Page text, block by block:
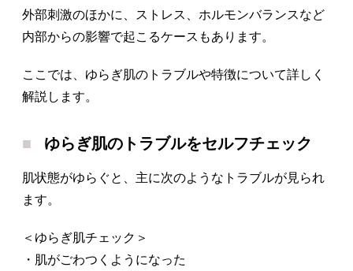
外部刺激のほかに、ストレス、ホルモンバランスなど
内部からの影響で起こるケースもあります。
ここでは、ゆらぎ肌のトラブルや特徴について詳しく
解説します。
ゆらぎ肌のトラブルをセルフチェック
肌状態がゆらぐと、主に次のようなトラブルが見られ
ます。
＜ゆらぎ肌チェック＞
・肌がごわつくようになった